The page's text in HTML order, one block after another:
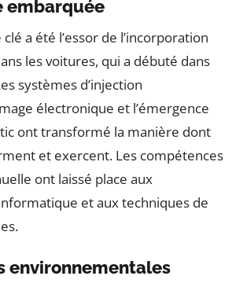
embarquée
a été l’essor de l’incorporation
les voitures, qui a débuté dans
systèmes d’injection
électronique et l’émergence
ont transformé la manière dont
et exercent. Les compétences
ont laissé place aux
et aux techniques de
environnementales